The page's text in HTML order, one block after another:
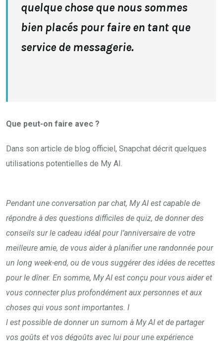
quelque chose que nous sommes
bien placés pour faire en tant que
service de messagerie.
Que peut-on faire avec ?
Dans son article de blog officiel, Snapchat décrit quelques
utilisations potentielles de My AI.
Pendant une conversation par chat, My AI est capable de
répondre à des questions difficiles de quiz, de donner des
conseils sur le cadeau idéal pour l’anniversaire de votre
meilleure amie, de vous aider à planifier une randonnée pour
un long week-end, ou de vous suggérer des idées de recettes
pour le dîner. En somme, My AI est conçu pour vous aider et
vous connecter plus profondément aux personnes et aux
choses qui vous sont importantes. I
l est possible de donner un surnom à My AI et de partager
vos goûts et vos dégoûts avec lui pour une expérience